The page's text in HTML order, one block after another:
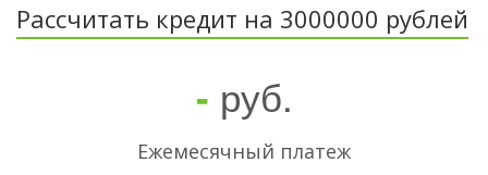
Рассчитать кредит на 3000000 рублей
- руб.
Ежемесячный платеж